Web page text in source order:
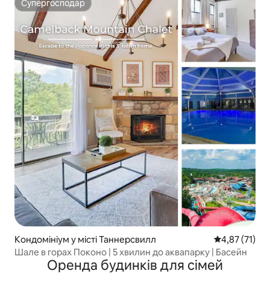
Супергосподар
Супергосподар
Кондомініум у місті Таннерсвилл Середня
4,87 (71)
Шале в горах Поконо | 5 хвилин до аквапарку | Басейн
Оренда будинків для сімей